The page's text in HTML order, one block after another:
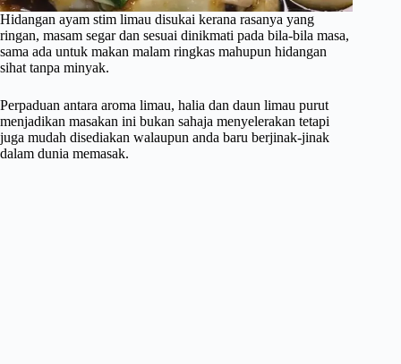
Hidangan ayam stim limau disukai kerana rasanya yang
ringan, masam segar dan sesuai dinikmati pada bila-bila masa,
sama ada untuk makan malam ringkas mahupun hidangan
sihat tanpa minyak.
Perpaduan antara aroma limau, halia dan daun limau purut
menjadikan masakan ini bukan sahaja menyelerakan tetapi
juga mudah disediakan walaupun anda baru berjinak-jinak
dalam dunia memasak.